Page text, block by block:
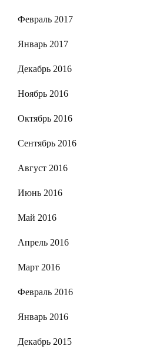
Февраль 2017
Январь 2017
Декабрь 2016
Ноябрь 2016
Октябрь 2016
Сентябрь 2016
Август 2016
Июнь 2016
Май 2016
Апрель 2016
Март 2016
Февраль 2016
Январь 2016
Декабрь 2015